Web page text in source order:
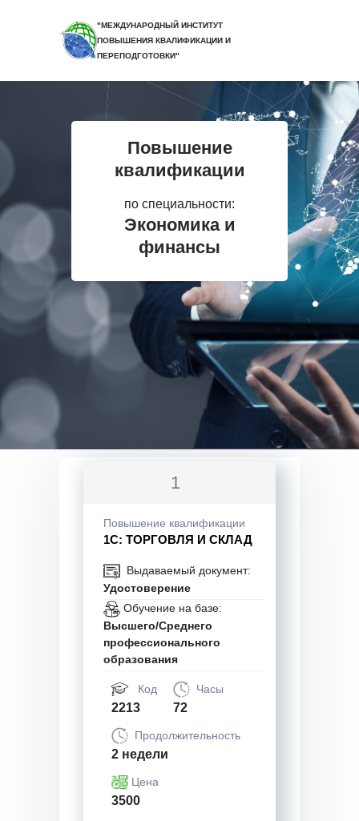
"МЕЖДУНАРОДНЫЙ ИНСТИТУТ
ПОВЫШЕНИЯ КВАЛИФИКАЦИИ И
ПЕРЕПОДГОТОВКИ"
Повышение
квалификации
по специальности:
Экономика и
финансы
1
Повышение квалификации
1С: ТОРГОВЛЯ И СКЛАД
Выдаваемый документ:
Удостоверение
Обучение на базе:
Высшего/Среднего
профессионального
образования
Код
2213
Часы
72
Продолжительность
2 недели
Цена
3500